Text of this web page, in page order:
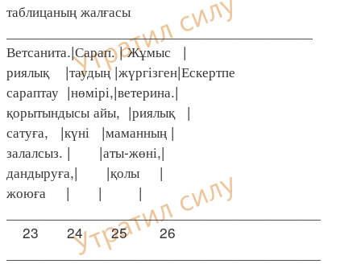
таблицаның жалғасы
______________________________________
Ветсанита.|Сарап. | Жұмыс |
риялық |таудың |жүргізген|Ескертпе
сараптау |нөмірі,|ветерина.|
қорытындысы айы, |риялық |
сатуға, |күні |маманның |
залалсыз. | |аты-жөні,|
дандыруға,| |қолы |
жоюға | | |
_______________________________________
23 24 25 26
_______________________________________